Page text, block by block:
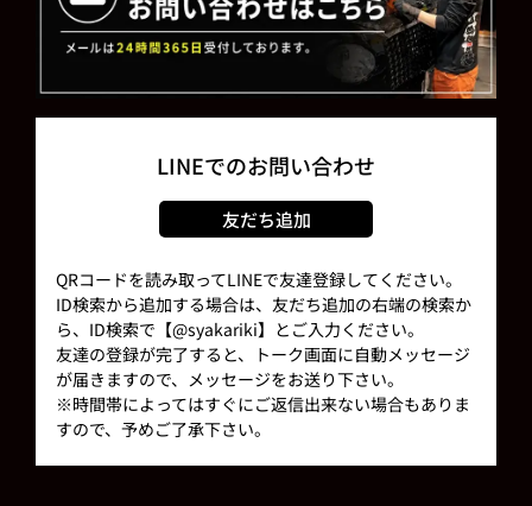
LINEでのお問い合わせ
友だち追加
QRコードを読み取ってLINEで友達登録してください。
ID検索から追加する場合は、友だち追加の右端の検索か
ら、ID検索で【@syakariki】とご入力ください。
友達の登録が完了すると、トーク画面に自動メッセージ
が届きますので、メッセージをお送り下さい。
※時間帯によってはすぐにご返信出来ない場合もありま
すので、予めご了承下さい。